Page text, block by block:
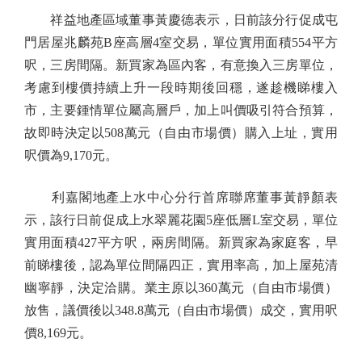
祥益地產區域董事黃慶德表示，日前該分行促成屯
門居屋兆麟苑B座高層4室交易，單位實用面積554平方
呎，三房間隔。新買家為區內客，有意換入三房單位，
考慮到樓價持續上升一段時期後回穩，遂趁機睇樓入
市，主要鍾情單位屬高層戶，加上叫價吸引符合預算，
故即時決定以508萬元（自由市場價）購入上址，實用
呎價為9,170元。
利嘉閣地產上水中心分行首席聯席董事黃靜顏表
示，該行日前促成上水翠麗花園5座低層L室交易，單位
實用面積427平方呎，兩房間隔。新買家為家庭客，早
前睇樓後，認為單位間隔四正，實用率高，加上屋苑清
幽寧靜，決定洽購。業主原以360萬元（自由市場價）
放售，議價後以348.8萬元（自由市場價）成交，實用呎
價8,169元。